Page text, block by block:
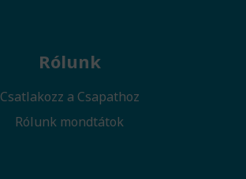
Rólunk
Csatlakozz a Csapathoz
Rólunk mondtátok